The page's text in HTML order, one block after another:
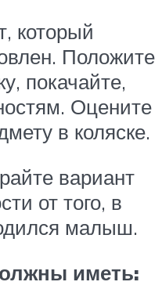
который
Положите
покачайте,
Оцените
в коляске.
вариант
от того, в
малыш.
иметь: